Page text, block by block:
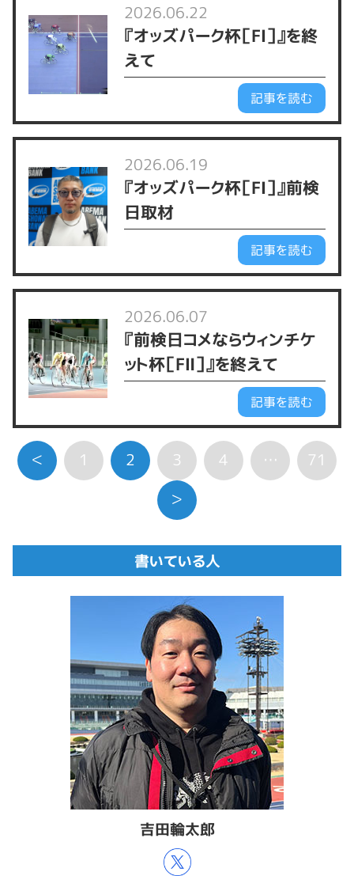
2026.06.22
『オッズパーク杯［FⅠ］』を終
えて
記事を読む
2026.06.19
『オッズパーク杯［FⅠ］』前検
日取材
記事を読む
2026.06.07
『前検日コメならウィンチケ
ット杯［FⅡ］』を終えて
記事を読む
＜ 1 2 3 4 …
71
＞
書いている人
吉田輪太郎